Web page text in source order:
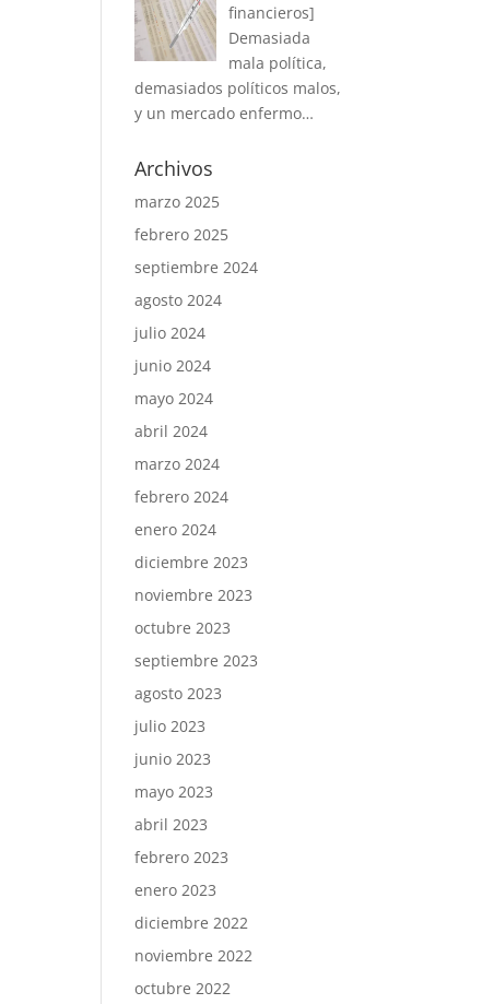
financieros]
Demasiada
mala política,
demasiados políticos malos,
y un mercado enfermo…
Archivos
marzo 2025
febrero 2025
septiembre 2024
agosto 2024
julio 2024
junio 2024
mayo 2024
abril 2024
marzo 2024
febrero 2024
enero 2024
diciembre 2023
noviembre 2023
octubre 2023
septiembre 2023
agosto 2023
julio 2023
junio 2023
mayo 2023
abril 2023
febrero 2023
enero 2023
diciembre 2022
noviembre 2022
octubre 2022